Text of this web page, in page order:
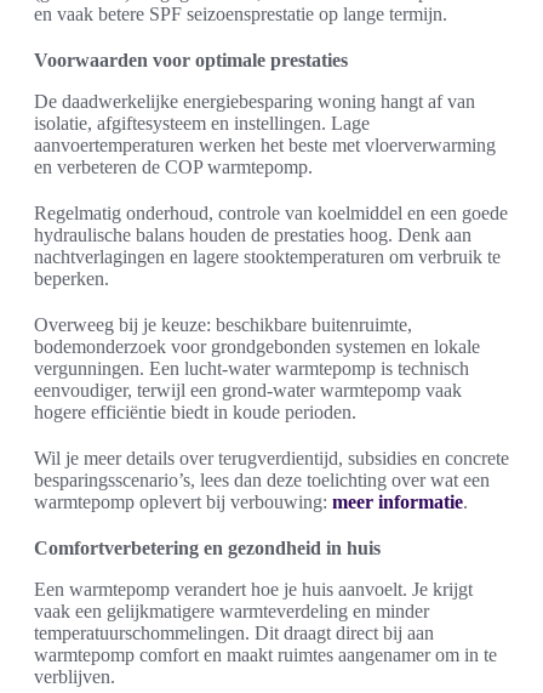
en vaak betere SPF seizoensprestatie op lange termijn.
Voorwaarden voor optimale prestaties
De daadwerkelijke energiebesparing woning hangt af van
isolatie, afgiftesysteem en instellingen. Lage
aanvoertemperaturen werken het beste met vloerverwarming
en verbeteren de COP warmtepomp.
Regelmatig onderhoud, controle van koelmiddel en een goede
hydraulische balans houden de prestaties hoog. Denk aan
nachtverlagingen en lagere stooktemperaturen om verbruik te
beperken.
Overweeg bij je keuze: beschikbare buitenruimte,
bodemonderzoek voor grondgebonden systemen en lokale
vergunningen. Een lucht-water warmtepomp is technisch
eenvoudiger, terwijl een grond-water warmtepomp vaak
hogere efficiëntie biedt in koude perioden.
Wil je meer details over terugverdientijd, subsidies en concrete
besparingsscenario’s, lees dan deze toelichting over wat een
warmtepomp oplevert bij verbouwing: meer informatie.
Comfortverbetering en gezondheid in huis
Een warmtepomp verandert hoe je huis aanvoelt. Je krijgt
vaak een gelijkmatigere warmteverdeling en minder
temperatuurschommelingen. Dit draagt direct bij aan
warmtepomp comfort en maakt ruimtes aangenamer om in te
verblijven.